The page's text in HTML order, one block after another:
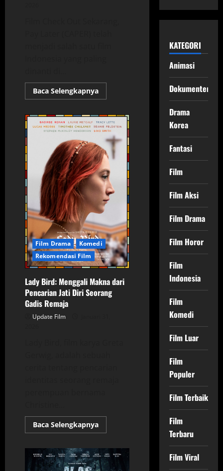
Baca SelengkapnyaRead
more
Out
Sekarang,
Pay
Later:
Film
Seru
Tentang
Pinjaman
yang
Mengubah
Segalanya!
Film Drama
Komedi
Rekomendasi Film
Lady Bird: Menggali Makna dari
Pencarian Jati Diri Seorang
Gadis Remaja
Update Film
Baca SelengkapnyaRead
more
Bird:
Menggali
Makna
KATEGORI
Animasi
Dokumenter
Drama
Korea
Fantasi
Film
Film Aksi
Film Drama
Film Horor
Film
Indonesia
Film
Komedi
Film Luar
Film
Populer
Film Terbaik
Film
Terbaru
Film Viral